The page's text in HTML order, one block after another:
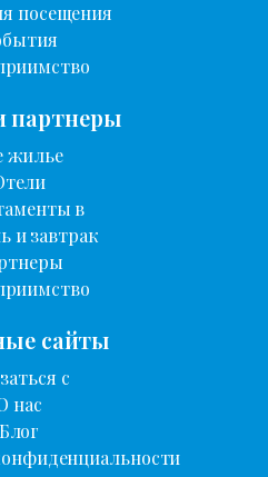
посещения
партнеры
жилье
в
и завтрак
сайты
с
нас
Блог